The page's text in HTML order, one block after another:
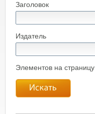
Заголовок
Издатель
Элементов на страницу